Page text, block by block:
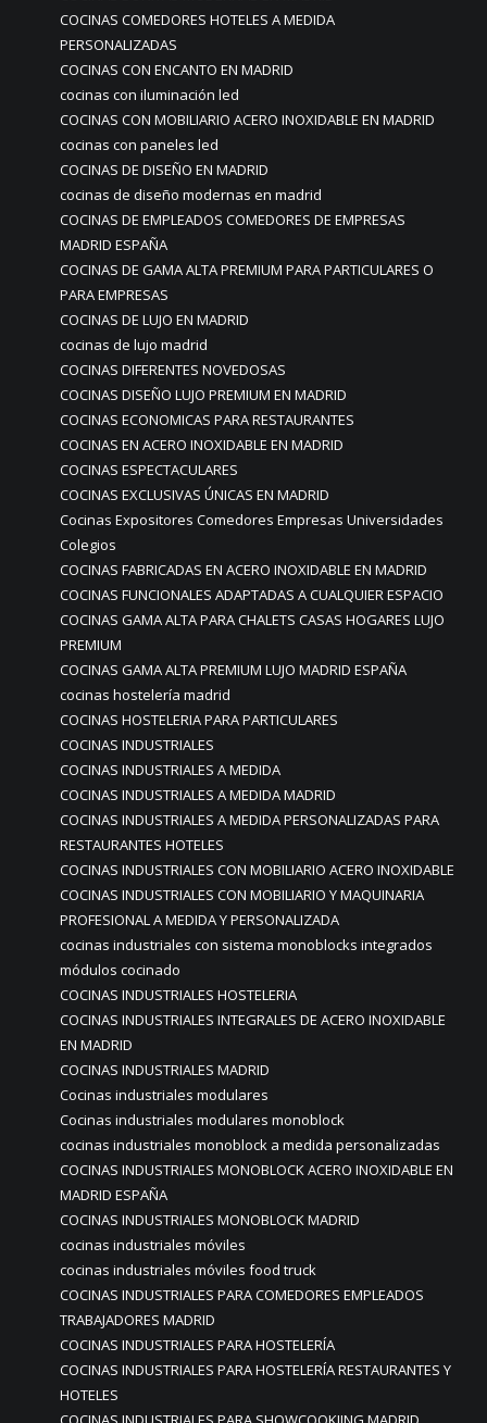
COCINAS COMEDORES HOTELES A MEDIDA
PERSONALIZADAS
COCINAS CON ENCANTO EN MADRID
cocinas con iluminación led
COCINAS CON MOBILIARIO ACERO INOXIDABLE EN MADRID
cocinas con paneles led
COCINAS DE DISEÑO EN MADRID
cocinas de diseño modernas en madrid
COCINAS DE EMPLEADOS COMEDORES DE EMPRESAS
MADRID ESPAÑA
COCINAS DE GAMA ALTA PREMIUM PARA PARTICULARES O
PARA EMPRESAS
COCINAS DE LUJO EN MADRID
cocinas de lujo madrid
COCINAS DIFERENTES NOVEDOSAS
COCINAS DISEÑO LUJO PREMIUM EN MADRID
COCINAS ECONOMICAS PARA RESTAURANTES
COCINAS EN ACERO INOXIDABLE EN MADRID
COCINAS ESPECTACULARES
COCINAS EXCLUSIVAS ÚNICAS EN MADRID
Cocinas Expositores Comedores Empresas Universidades
Colegios
COCINAS FABRICADAS EN ACERO INOXIDABLE EN MADRID
COCINAS FUNCIONALES ADAPTADAS A CUALQUIER ESPACIO
COCINAS GAMA ALTA PARA CHALETS CASAS HOGARES LUJO
PREMIUM
COCINAS GAMA ALTA PREMIUM LUJO MADRID ESPAÑA
cocinas hostelería madrid
COCINAS HOSTELERIA PARA PARTICULARES
COCINAS INDUSTRIALES
COCINAS INDUSTRIALES A MEDIDA
COCINAS INDUSTRIALES A MEDIDA MADRID
COCINAS INDUSTRIALES A MEDIDA PERSONALIZADAS PARA
RESTAURANTES HOTELES
COCINAS INDUSTRIALES CON MOBILIARIO ACERO INOXIDABLE
COCINAS INDUSTRIALES CON MOBILIARIO Y MAQUINARIA
PROFESIONAL A MEDIDA Y PERSONALIZADA
cocinas industriales con sistema monoblocks integrados
módulos cocinado
COCINAS INDUSTRIALES HOSTELERIA
COCINAS INDUSTRIALES INTEGRALES DE ACERO INOXIDABLE
EN MADRID
COCINAS INDUSTRIALES MADRID
Cocinas industriales modulares
Cocinas industriales modulares monoblock
cocinas industriales monoblock a medida personalizadas
COCINAS INDUSTRIALES MONOBLOCK ACERO INOXIDABLE EN
MADRID ESPAÑA
COCINAS INDUSTRIALES MONOBLOCK MADRID
cocinas industriales móviles
cocinas industriales móviles food truck
COCINAS INDUSTRIALES PARA COMEDORES EMPLEADOS
TRABAJADORES MADRID
COCINAS INDUSTRIALES PARA HOSTELERÍA
COCINAS INDUSTRIALES PARA HOSTELERÍA RESTAURANTES Y
HOTELES